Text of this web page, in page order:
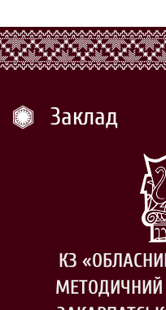
Заклад
КЗ
МЕТОДИЧНИЙ